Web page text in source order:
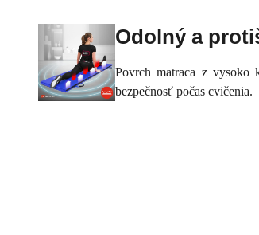
Odolný a
Povrch matraca z vysoko
bezpečnosť počas cvičenia.